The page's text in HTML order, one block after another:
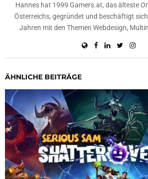
Hannes hat 1999 Gamers.at, das älteste
Österreichs, gegründet und beschäftigt
Jahren mit den Themen Webdesign,
ÄHNLICHE BEITRÄGE